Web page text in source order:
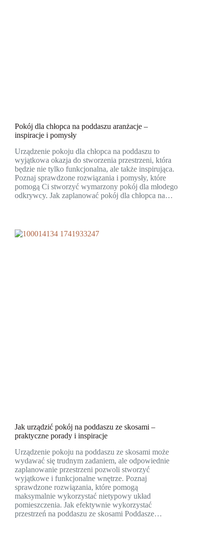
Pokój dla chłopca na poddaszu aranżacje –
inspiracje i pomysły
Urządzenie pokoju dla chłopca na poddaszu to
wyjątkowa okazja do stworzenia przestrzeni, która
będzie nie tylko funkcjonalna, ale także inspirująca.
Poznaj sprawdzone rozwiązania i pomysły, które
pomogą Ci stworzyć wymarzony pokój dla młodego
odkrywcy. Jak zaplanować pokój dla chłopca na…
Jak urządzić pokój na poddaszu ze skosami –
praktyczne porady i inspiracje
Urządzenie pokoju na poddaszu ze skosami może
wydawać się trudnym zadaniem, ale odpowiednie
zaplanowanie przestrzeni pozwoli stworzyć
wyjątkowe i funkcjonalne wnętrze. Poznaj
sprawdzone rozwiązania, które pomogą
maksymalnie wykorzystać nietypowy układ
pomieszczenia. Jak efektywnie wykorzystać
przestrzeń na poddaszu ze skosami Poddasze…